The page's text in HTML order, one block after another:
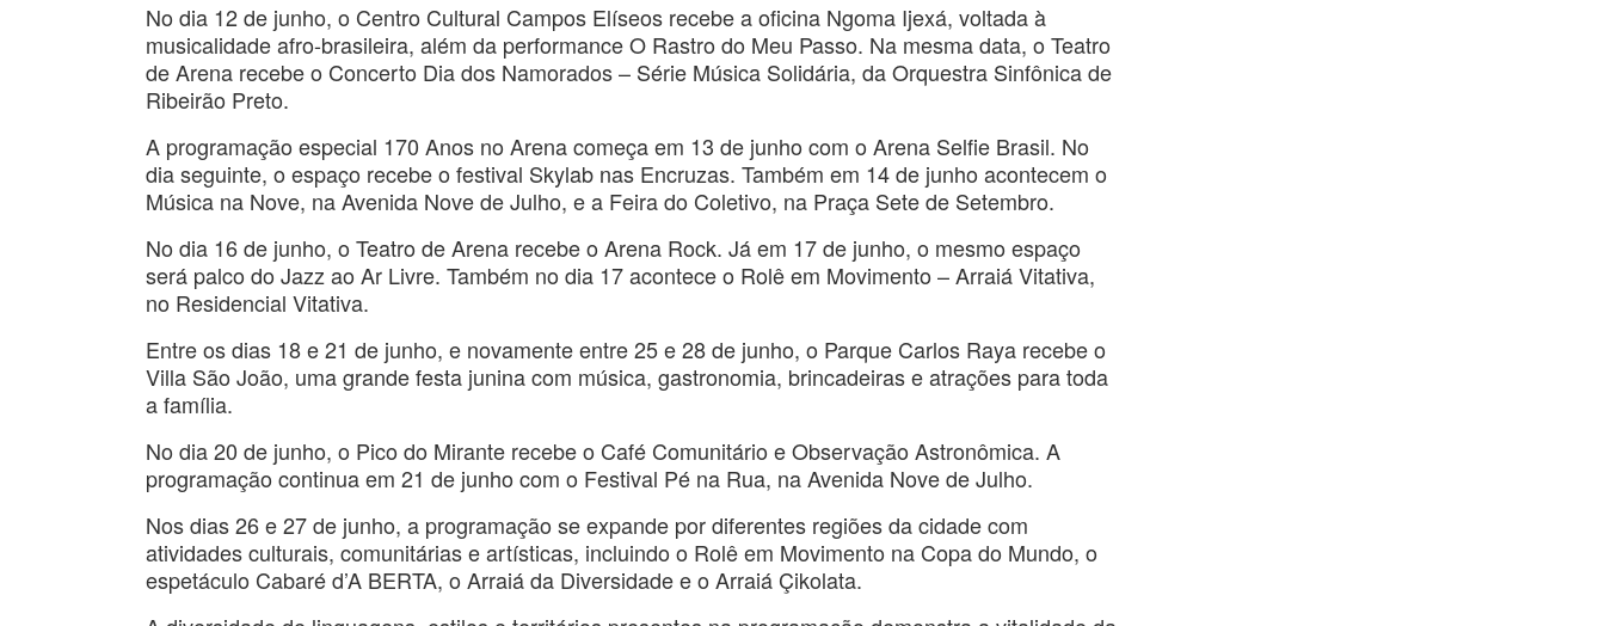
No dia 12 de junho, o Centro Cultural Campos Elíseos recebe a oficina Ngoma Ijexá, voltada à
musicalidade afro-brasileira, além da performance O Rastro do Meu Passo. Na mesma data, o Teatro
de Arena recebe o Concerto Dia dos Namorados – Série Música Solidária, da Orquestra Sinfônica de
Ribeirão Preto.
A programação especial 170 Anos no Arena começa em 13 de junho com o Arena Selfie Brasil. No
dia seguinte, o espaço recebe o festival Skylab nas Encruzas. Também em 14 de junho acontecem o
Música na Nove, na Avenida Nove de Julho, e a Feira do Coletivo, na Praça Sete de Setembro.
No dia 16 de junho, o Teatro de Arena recebe o Arena Rock. Já em 17 de junho, o mesmo espaço
será palco do Jazz ao Ar Livre. Também no dia 17 acontece o Rolê em Movimento – Arraiá Vitativa,
no Residencial Vitativa.
Entre os dias 18 e 21 de junho, e novamente entre 25 e 28 de junho, o Parque Carlos Raya recebe o
Villa São João, uma grande festa junina com música, gastronomia, brincadeiras e atrações para toda
a família.
No dia 20 de junho, o Pico do Mirante recebe o Café Comunitário e Observação Astronômica. A
programação continua em 21 de junho com o Festival Pé na Rua, na Avenida Nove de Julho.
Nos dias 26 e 27 de junho, a programação se expande por diferentes regiões da cidade com
atividades culturais, comunitárias e artísticas, incluindo o Rolê em Movimento na Copa do Mundo, o
espetáculo Cabaré d’A BERTA, o Arraiá da Diversidade e o Arraiá Çikolata.